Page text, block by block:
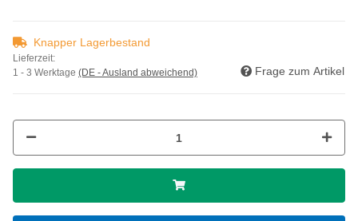
Knapper Lagerbestand
Lieferzeit:
1 - 3 Werktage (DE - Ausland abweichend) Frage zum Artikel